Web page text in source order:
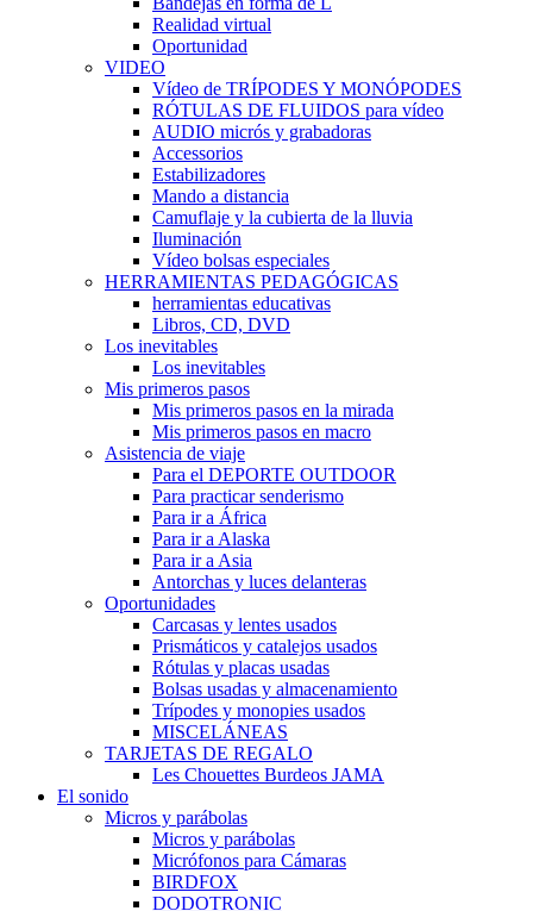
Realidad virtual
Oportunidad
VIDEO
Vídeo de TRÍPODES Y MONÓPODES
RÓTULAS DE FLUIDOS para vídeo
AUDIO micrós y grabadoras
Accessorios
Estabilizadores
Mando a distancia
Camuflaje y la cubierta de la lluvia
Iluminación
Vídeo bolsas especiales
HERRAMIENTAS PEDAGÓGICAS
herramientas educativas
Libros, CD, DVD
Los inevitables
Los inevitables
Mis primeros pasos
Mis primeros pasos en la mirada
Mis primeros pasos en macro
Asistencia de viaje
Para el DEPORTE OUTDOOR
Para practicar senderismo
Para ir a África
Para ir a Alaska
Para ir a Asia
Antorchas y luces delanteras
Oportunidades
Carcasas y lentes usados
Prismáticos y catalejos usados
Rótulas y placas usadas
Bolsas usadas y almacenamiento
Trípodes y monopies usados
MISCELÁNEAS
TARJETAS DE REGALO
Les Chouettes Burdeos JAMA
El sonido
Micros y parábolas
Micros y parábolas
Micrófonos para Cámaras
BIRDFOX
DODOTRONIC